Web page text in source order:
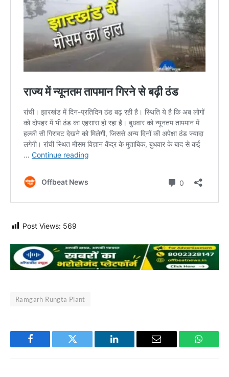
Post Views: 569
Ramgarh Rungta Plant
Facebook Twitter LinkedIn Email